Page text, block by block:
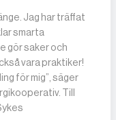
Jag har träffat
smarta
gör saker och
vara praktiker!
för mig”, säger
Till